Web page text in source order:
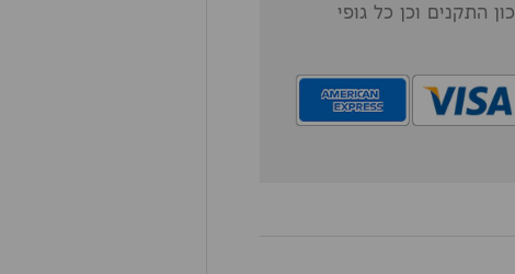
התקנים וכן כל גופי